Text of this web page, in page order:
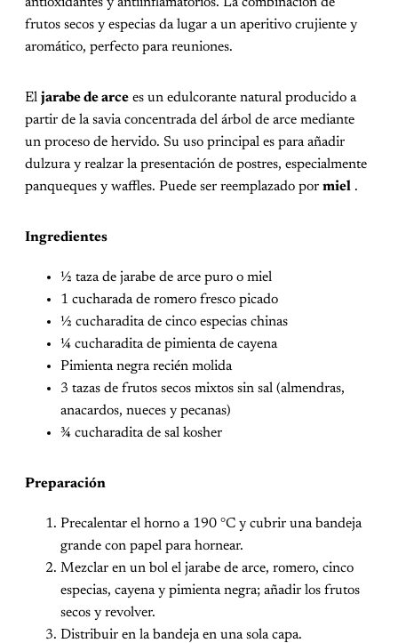
frutos secos y especias da lugar a un aperitivo crujiente y
aromático, perfecto para reuniones.
El jarabe de arce es un edulcorante natural producido a
partir de la savia concentrada del árbol de arce mediante
un proceso de hervido. Su uso principal es para añadir
dulzura y realzar la presentación de postres, especialmente
panqueques y waffles. Puede ser reemplazado por miel .
Ingredientes
½ taza de jarabe de arce puro o miel
1 cucharada de romero fresco picado
½ cucharadita de cinco especias chinas
¼ cucharadita de pimienta de cayena
Pimienta negra recién molida
3 tazas de frutos secos mixtos sin sal (almendras,
anacardos, nueces y pecanas)
¾ cucharadita de sal kosher
Preparación
Precalentar el horno a 190 °C y cubrir una bandeja
grande con papel para hornear.
Mezclar en un bol el jarabe de arce, romero, cinco
especias, cayena y pimienta negra; añadir los frutos
secos y revolver.
Distribuir en la bandeja en una sola capa.